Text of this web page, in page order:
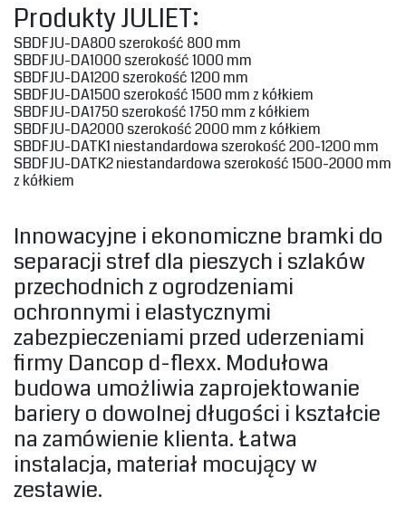
‎Produkty JULIET: ‎
‎SBDFJU-DA800 szerokość 800 mm‎
‎SBDFJU-DA1000 szerokość 1000 mm‎
‎SBDFJU-DA1200 szerokość 1200 mm‎
‎SBDFJU-DA1500 szerokość 1500 mm z kółkiem‎
‎SBDFJU-DA1750 szerokość 1750 mm z kółkiem‎
‎SBDFJU-DA2000 szerokość 2000 mm z kółkiem‎
‎SBDFJU-DATK1 niestandardowa szerokość 200-1200 mm‎
‎SBDFJU-DATK2 niestandardowa szerokość 1500-2000 mm
z kółkiem‎
‎Innowacyjne i ekonomiczne bramki do
separacji stref dla pieszych i szlaków
przechodnich z ogrodzeniami
ochronnymi i elastycznymi
zabezpieczeniami przed uderzeniami
firmy Dancop d-flexx. Modułowa
budowa umożliwia zaprojektowanie
bariery o dowolnej długości i kształcie
na zamówienie klienta. Łatwa
instalacja, materiał mocujący w
zestawie.‎